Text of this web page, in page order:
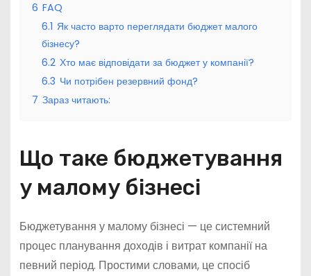
6 FAQ
6.1 Як часто варто переглядати бюджет малого
бізнесу?
6.2 Хто має відповідати за бюджет у компанії?
6.3 Чи потрібен резервний фонд?
7 Зараз читають:
Що таке бюджетування
у малому бізнесі
Бюджетування у малому бізнесі — це системний
процес планування доходів і витрат компанії на
певний період. Простими словами, це спосіб